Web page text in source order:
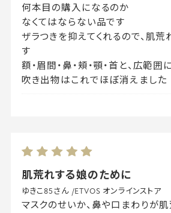
何本目の購入になるのか
なくてはならない品です
ザラつきを抑えてくれるので、肌荒
す
額・眉間・鼻・頬・顎・首と、広範囲
吹き出物はこれでほぼ消えました
肌荒れする娘のために
ゆきこ85さん /ETVOS オンラインストア
マスクのせいか、鼻や口まわりが